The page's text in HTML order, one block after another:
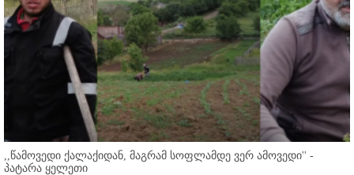
,,წამოვედი ქალაქიდან, მაგრამ სოფლამდე ვერ ამოვედი'' -
პატარა ყელეთი